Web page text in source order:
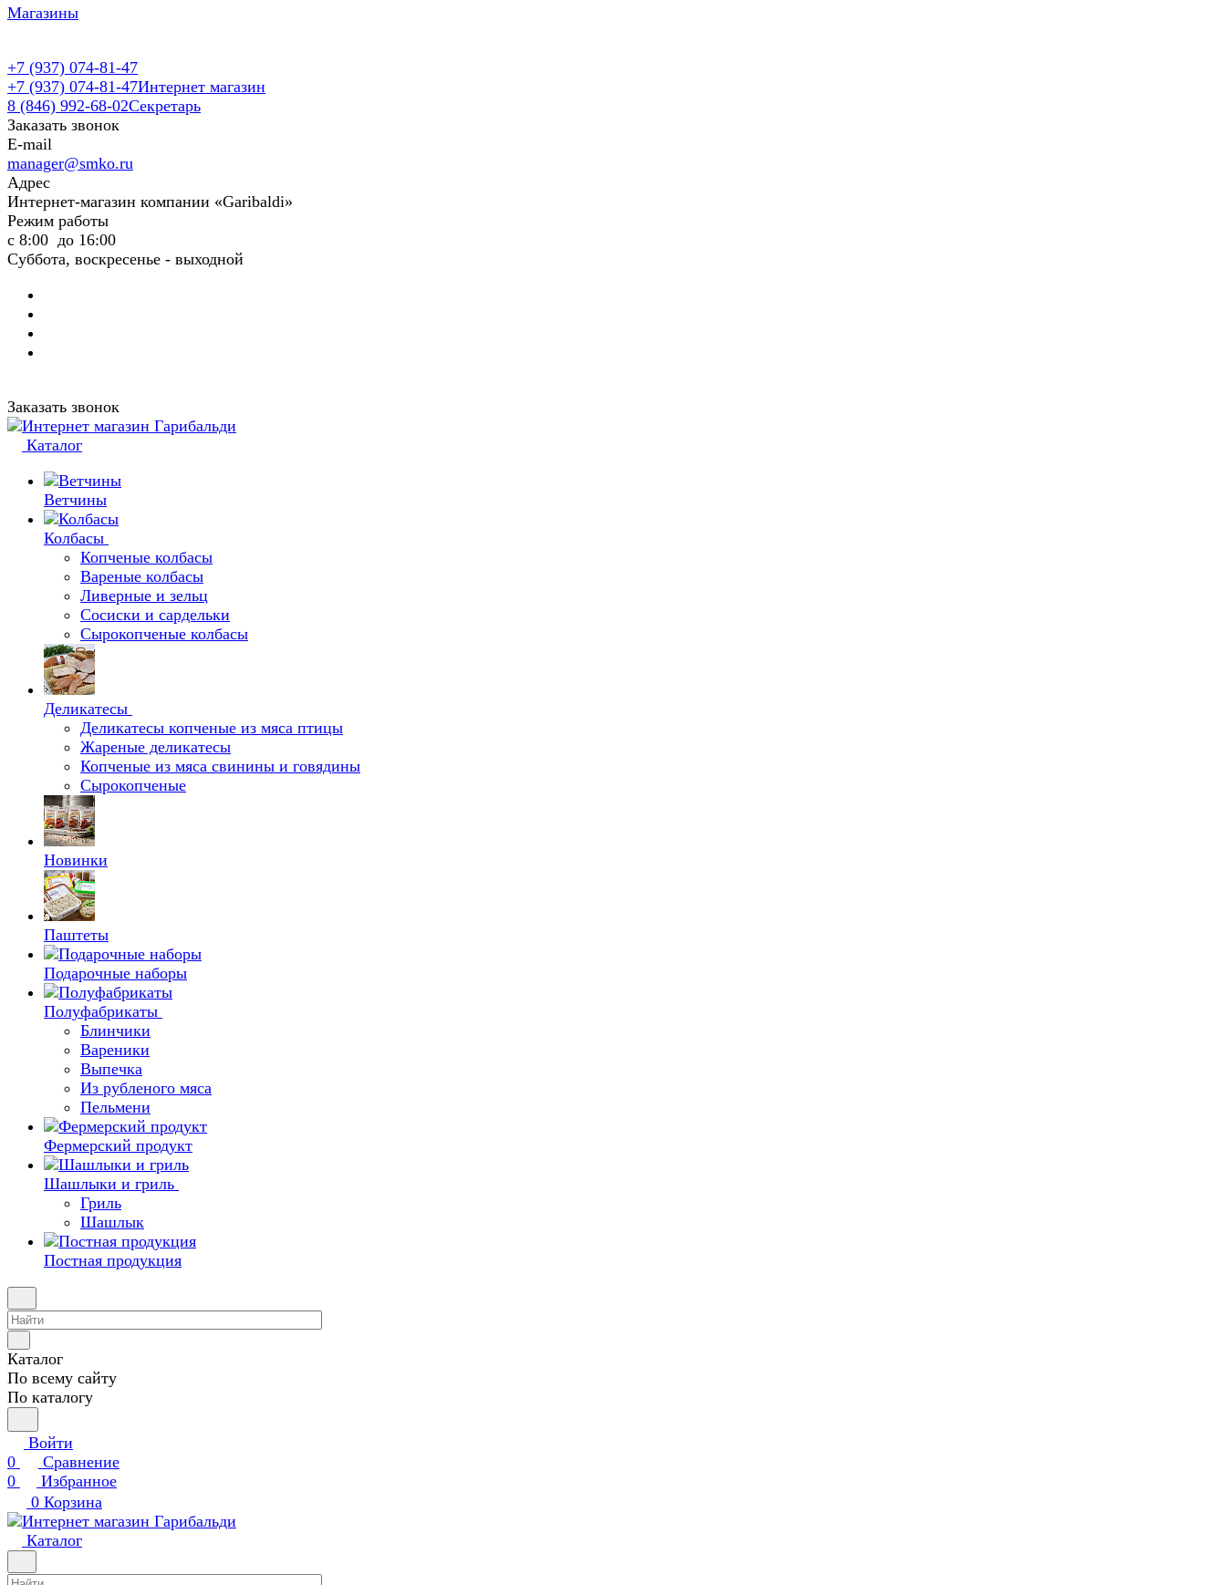
Магазины
+7 (937) 074-81-47
+7 (937) 074-81-47Интернет магазин
8 (846) 992-68-02Секретарь
Заказать звонок
E-mail
manager@smko.ru
Адрес
Интернет-магазин компании «Garibaldi»
Режим работы
с 8:00 до 16:00
Суббота, воскресенье - выходной
Заказать звонок
Каталог
Ветчины
Колбасы
Копченые колбасы
Вареные колбасы
Ливерные и зельц
Сосиски и сардельки
Сырокопченые колбасы
Деликатесы
Деликатесы копченые из мяса птицы
Жареные деликатесы
Копченые из мяса свинины и говядины
Сырокопченые
Новинки
Паштеты
Подарочные наборы
Полуфабрикаты
Блинчики
Вареники
Выпечка
Из рубленого мяса
Пельмени
Фермерский продукт
Шашлыки и гриль
Гриль
Шашлык
Постная продукция
Каталог
По всему сайту
По каталогу
Войти
0
Сравнение
0
Избранное
0 Корзина
Каталог